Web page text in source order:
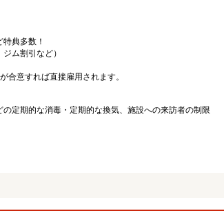
典多数！
ム割引など）
意すれば直接雇用されます。
定期的な消毒・定期的な換気、施設への来訪者の制限